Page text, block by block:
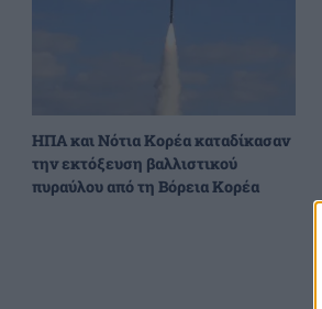
ΗΠΑ και Νότια Κορέα καταδίκασαν
την εκτόξευση βαλλιστικού
πυραύλου από τη Βόρεια Κορέα